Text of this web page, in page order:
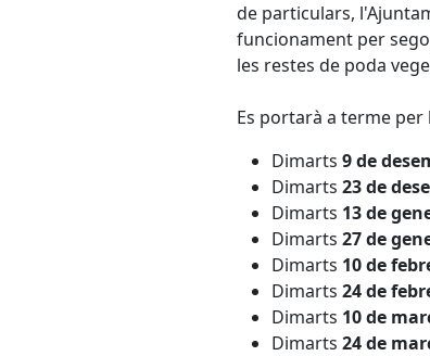
de particulars,
funcionament per
les restes de poda
Es portarà a terme per
Dimarts 9 de
Dimarts 23 de
Dimarts 13 de
Dimarts 27 de
Dimarts 10 de
Dimarts 24 de
Dimarts 10 de
Dimarts 24 de